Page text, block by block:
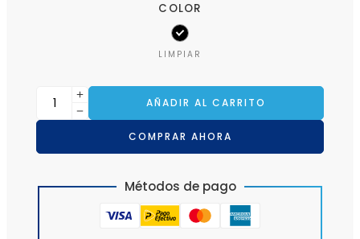
COLOR
LIMPIAR
AÑADIR AL CARRITO
COMPRAR AHORA
Métodos de pago